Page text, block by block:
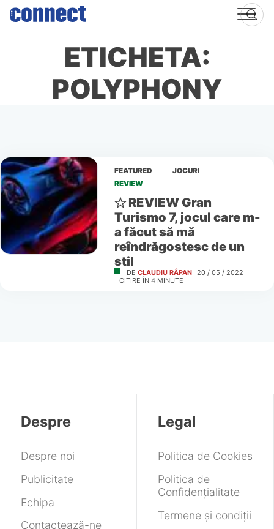
Skip
content
ETICHETA:
POLYPHONY
FEATURED
JOCURI
REVIEW
REVIEW Gran
Turismo 7, jocul care m-
a făcut să mă
reîndrăgostesc de un
stil
DE CLAUDIU RÂPAN 20 / 05 / 2022
CITIRE ÎN 4 MINUTE
Despre
Despre noi
Publicitate
Echipa
Contactează-ne
Legal
Politica de Cookies
Politica de
Confidențialitate
Termene și condiții